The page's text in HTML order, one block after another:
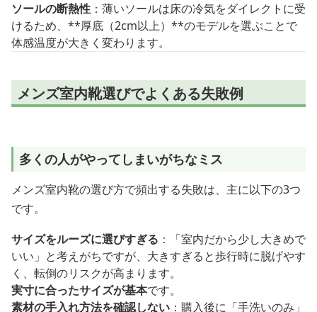
ソールの断熱性 ：薄いソールは床の冷気をダイレクトに受
けるため、**厚底（2cm以上）**のモデルを選ぶことで
体感温度が大きく変わります。
メンズ室内靴選びでよくある失敗例
多くの人がやってしまいがちなミス
メンズ室内靴の選び方で頻出する失敗は、主に以下の3つ
です。
サイズをルーズに選びすぎる ：「室内だから少し大きめで
いい」と考えがちですが、大きすぎると歩行時に脱げやす
く、転倒のリスクが高まります。
実寸に合ったサイズが基本です。
素材の手入れ方法を確認しない ：購入後に「手洗いのみ」